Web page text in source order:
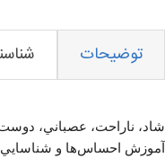
توضیحات
شاد، ناراحت، عصباني،
آموزش احساس‌ها و شناسايي